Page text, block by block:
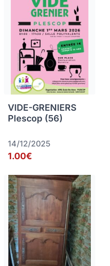
VIDE-GRENIERS
Plescop (56)
14/12/2025
1.00€